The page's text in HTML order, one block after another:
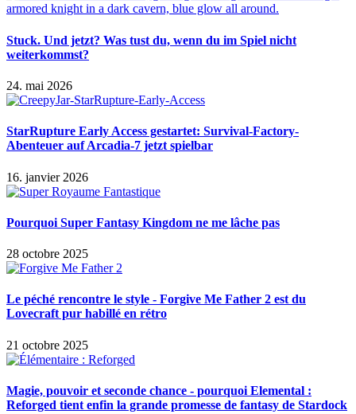
Stuck. Und jetzt? Was tust du, wenn du im Spiel nicht
weiterkommst?
24. mai 2026
StarRupture Early Access gestartet: Survival-Factory-
Abenteuer auf Arcadia-7 jetzt spielbar
16. janvier 2026
Pourquoi Super Fantasy Kingdom ne me lâche pas
28 octobre 2025
Le péché rencontre le style - Forgive Me Father 2 est du
Lovecraft pur habillé en rétro
21 octobre 2025
Magie, pouvoir et seconde chance - pourquoi Elemental :
Reforged tient enfin la grande promesse de fantasy de Stardock